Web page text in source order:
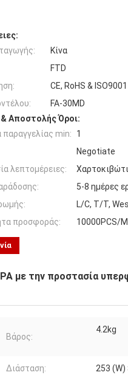
Κίνα
FTD
CE, RoHS & ISO9001
FA-30MD
Αποστολής Όροι:
min:
1
Negotiate
λεπτομέρειες:
5-8 ημέρες
L/C, T/T,
προσφοράς:
10000PCS/
με την προστασία
Βάρος:
4.2kg
Διάσταση: 253 (W)